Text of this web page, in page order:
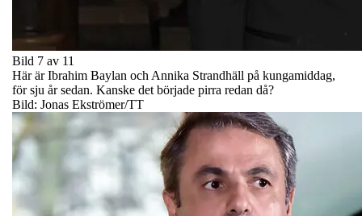
Bild 7 av 11
Här är Ibrahim Baylan och Annika Strandhäll på kungamiddag,
för sju år sedan. Kanske det började pirra redan då?
Bild: Jonas Ekströmer/TT